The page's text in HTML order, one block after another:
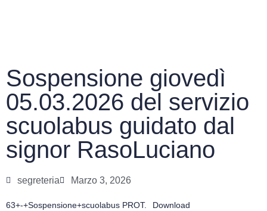
Sospensione giovedì
05.03.2026 del servizio
scuolabus guidato dal
signor RasoLuciano
segreteria Marzo 3, 2026
63+-+Sospensione+scuolabus PROT. Download